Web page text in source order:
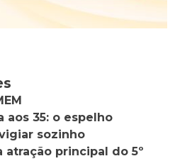
aos 35: o espelho
sozinho
atração principal do 5º